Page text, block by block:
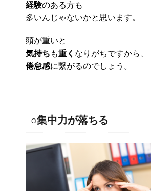
経験のある方も
多いんじゃないかと思います。
頭が重いと
気持ち も重く なりがちですから、
倦怠感に繋がるのでしょう。
○集中力が落ちる